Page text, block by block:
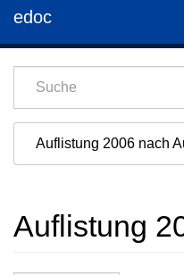
edoc
Auflistung 2006 nach
Auflistung